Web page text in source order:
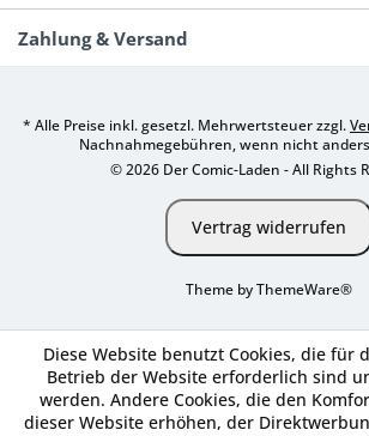
Zahlung & Versand
* Alle Preise inkl. gesetzl. Mehrwertsteuer zzgl.
Nachnahmegebühren, wenn nicht
© 2026 Der Comic-Laden - All Rights
Vertrag widerrufen
Theme byThemeWare®
Diese Website benutzt Cookies, die für
Betrieb der Website erforderlich sind
werden. Andere Cookies, die den
dieser Website erhöhen, der